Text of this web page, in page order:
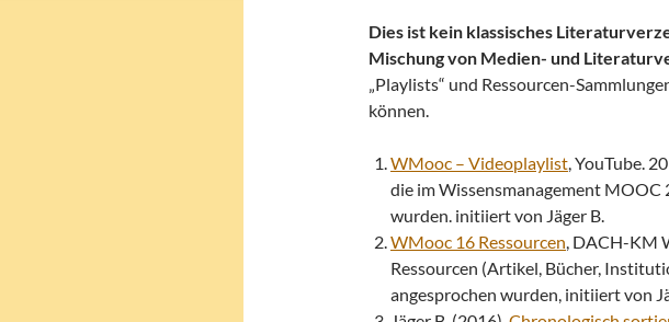
Dies ist kein klassisches
Mischung von Medien- und
„Playlists“ und Ressourcen-
können.
WMooc – Videoplaylist, YouTube.
die im Wissensmanagement
wurden. initiiert von Jäger B.
WMooc 16 Ressourcen, DACH-KM
Ressourcen (Artikel, Bücher,
angesprochen wurden, initiiert von